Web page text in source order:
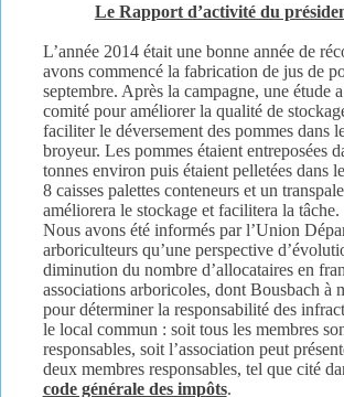
Le Rapport d’activité du
L’année 2014 était une bonne année de
avons commencé la fabrication de jus de
septembre. Après la campagne, une étude
comité pour améliorer la qualité de
faciliter le déversement des pommes dans
broyeur. Les pommes étaient entreposées
tonnes environ puis étaient pelletées dans
8 caisses palettes conteneurs et un
améliorera le stockage et facilitera la tâche.
Nous avons été informés par l’Union
arboriculteurs qu’une perspective
diminution du nombre d’allocataires en
associations arboricoles, dont Bousbach à
pour déterminer la responsabilité des
le local commun : soit tous les membres
responsables, soit l’association peut
deux membres responsables, tel que cité
code générale des impôts.